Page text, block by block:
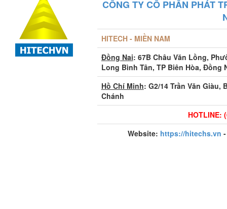
CÔNG TY CỔ PHẦN PHÁT
HITECH - MIỀN NAM
Đồng Nai: 67B Châu Văn Lồng,
Long Bình Tân, TP Biên Hòa, Đồng
Hồ Chí Minh: G2/14 Trần Văn Giàu,
Chánh
HOTLINE:
Website: https://hitechs.vn